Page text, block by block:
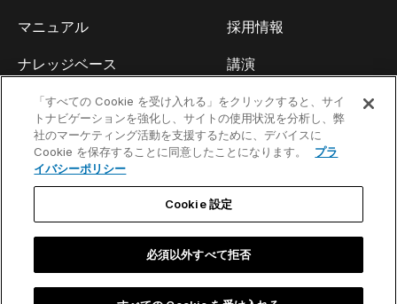
マニュアル
ナレッジベース
think-cell Academy
ビデオチュートリアル
コンテンツハブ
採用情報
講演
イベント
開発者ブログ
お問い合わせ／法的通知事項
「すべての Cookie を受け入れる」をクリックすると、サイ
トナビゲーションを強化し、サイトの使用状況を分析し、弊
社のマーケティング活動を支援するために、デバイスに
Cookie を保存することに同意したことになります。
プラ
イバシーポリシー
Cookie 設定
必須以外すべて拒否